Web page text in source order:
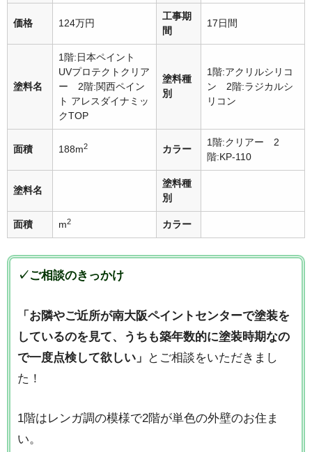
価格 124万円
工事期
間
17日間
塗料名
1階:日本ペイント
UVプロテクトクリア
ー 2階:関西ペイン
ト アレスダイナミッ
クTOP
塗料種
別
1階:アクリルシリコ
ン 2階:ラジカルシ
リコン
面積 188m2 カラー
1階:クリアー 2
階:KP-110
塗料名
塗料種
別
面積 m2 カラー
✓ご相談のきっかけ
「お隣やご近所が南大阪ペイントセンターで塗装を
しているのを見て、うちも築年数的に塗装時期なの
で一度点検して欲しい」
とご相談をいただきまし
た！
1階はレンガ調の模様で2階が単色の外壁のお住ま
い。